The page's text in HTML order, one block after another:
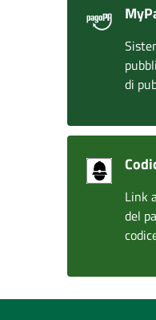
di
Link
del